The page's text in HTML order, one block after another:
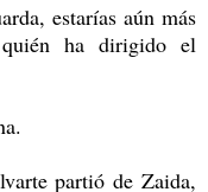
estarías aún más
ha dirigido el
partió de Zaida,